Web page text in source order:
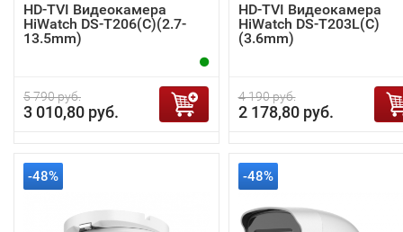
HD-TVI Видеокамера
HiWatch DS-T206(C)(2.7-
13.5mm)
5 790 руб.
3 010,80 руб.
HD-TVI Видеокамера
HiWatch DS-T203L(C)
(3.6mm)
4 190 руб.
2 178,80 руб.
-48% -48%